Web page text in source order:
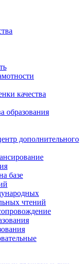
качества
образования
дополнительного
базе
чтений